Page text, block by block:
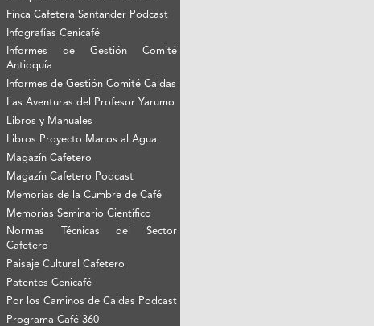
Finca Cafetera Santander Podcast
Infografías Cenicafé
Informes de Gestión Comité
Antioquía
Informes de Gestión Comité Caldas
Las Aventuras del Profesor Yarumo
Libros y Manuales
Libros Proyecto Manos al Agua
Magazín Cafetero
Magazín Cafetero Podcast
Memorias de la Cumbre de Café
Memorias Seminario Científico
Normas Técnicas del Sector
Cafetero
Paisaje Cultural Cafetero
Patentes Cenicafé
Por los Caminos de Caldas Podcast
Programa Café 360